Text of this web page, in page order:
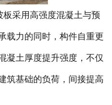
采用高强度混凝土与预
载力的同时，构件自重更
凝土厚度提升强度，不仅
筑基础的负荷，间接提高